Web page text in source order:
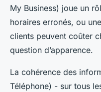
My Business) joue un
horaires erronés, ou
clients peuvent coûter
question d’apparence.
La cohérence des
Téléphone) - sur tous